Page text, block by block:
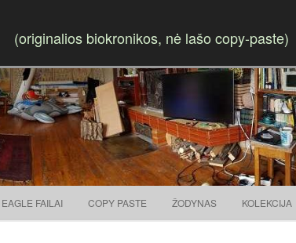
(originalios biokronikos, nė lašo copy-paste)
Skip to content
EAGLE FAILAI COPY PASTE ŽODYNAS KOLEKCIJA